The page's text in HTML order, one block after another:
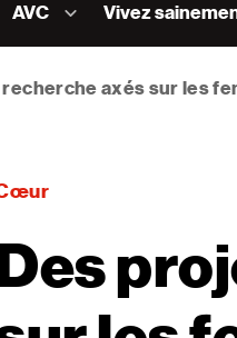
AVC Vivez
axés sur les